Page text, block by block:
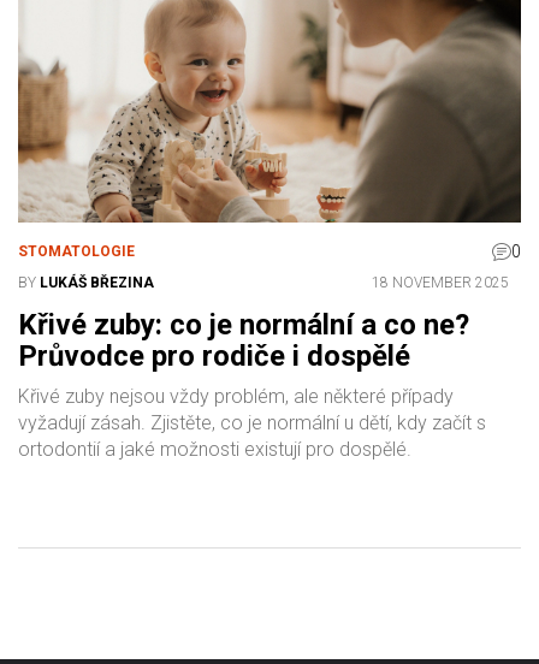
STOMATOLOGIE 0
BY LUKÁŠ BŘEZINA 18 NOVEMBER 2025
Křivé zuby: co je normální a co ne?
Průvodce pro rodiče i dospělé
Křivé zuby nejsou vždy problém, ale některé případy
vyžadují zásah. Zjistěte, co je normální u dětí, kdy začít s
ortodontií a jaké možnosti existují pro dospělé.